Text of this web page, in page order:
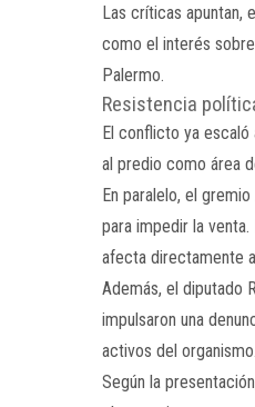
Las críticas apuntan,
como el interés
Palermo.
Resistencia
El conflicto ya escaló
al predio como área
En paralelo, el gremio
para impedir la
afecta directamente
Además, el diputado
impulsaron una
activos del organismo.
Según la